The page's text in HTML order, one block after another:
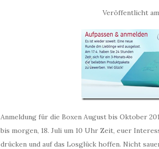
Veröffentlicht
Anmeldung für die Boxen August bis Oktober
bis morgen, 18. Juli um 10 Uhr Zeit, euer
drücken und auf das Losglück hoffen. Nicht